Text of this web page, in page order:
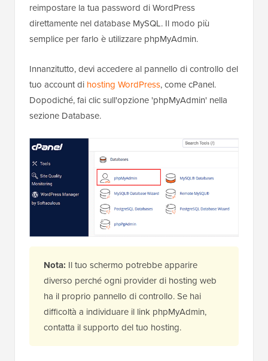
reimpostare la tua password di WordPress
direttamente nel database MySQL. Il modo più
semplice per farlo è utilizzare phpMyAdmin.
Innanzitutto, devi accedere al pannello di controllo del
tuo account di hosting WordPress, come cPanel.
Dopodiché, fai clic sull'opzione 'phpMyAdmin' nella
sezione Database.
Nota: Il tuo schermo potrebbe apparire
diverso perché ogni provider di hosting web
ha il proprio pannello di controllo. Se hai
difficoltà a individuare il link phpMyAdmin,
contatta il supporto del tuo hosting.